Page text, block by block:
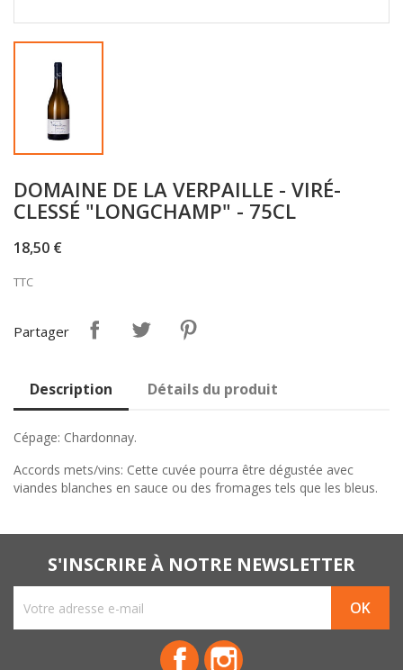
DOMAINE DE LA VERPAILLE - VIRÉ-
CLESSÉ "LONGCHAMP" - 75CL
18,50 €
TTC
Partager
Description Détails du produit
Cépage: Chardonnay.
Accords mets/vins: Cette cuvée pourra être dégustée avec
viandes blanches en sauce ou des fromages tels que les bleus.
S'INSCRIRE À NOTRE NEWSLETTER
Facebook